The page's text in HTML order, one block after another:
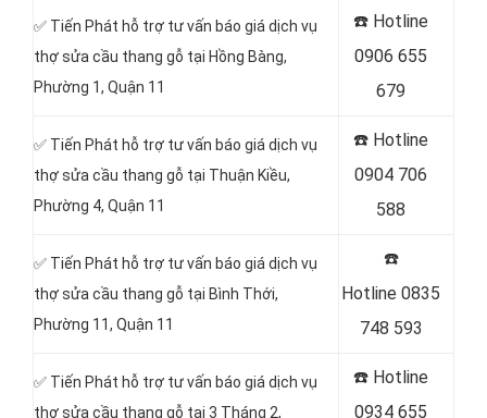
✅ Tiến Phát hỗ trợ tư vấn báo giá dịch vụ
thợ sửa cầu thang gỗ tại Hồng Bàng,
Phường 1, Quận 11
☎️ Hotline
0906 655
679
✅ Tiến Phát hỗ trợ tư vấn báo giá dịch vụ
thợ sửa cầu thang gỗ tại Thuận Kiều,
Phường 4, Quận 11
☎️ Hotline
0904 706
588
✅ Tiến Phát hỗ trợ tư vấn báo giá dịch vụ
thợ sửa cầu thang gỗ tại Bình Thới,
Phường 11, Quận 11
☎️
Hotline 0835
748 593
✅ Tiến Phát hỗ trợ tư vấn báo giá dịch vụ
thợ sửa cầu thang gỗ tại 3 Tháng 2,
☎️ Hotline
0934 655